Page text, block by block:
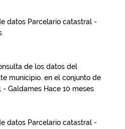
datos Parcelario catastral -
de los datos del
municipio. en el conjunto de
- Galdames Hace 10 meses
datos Parcelario catastral -